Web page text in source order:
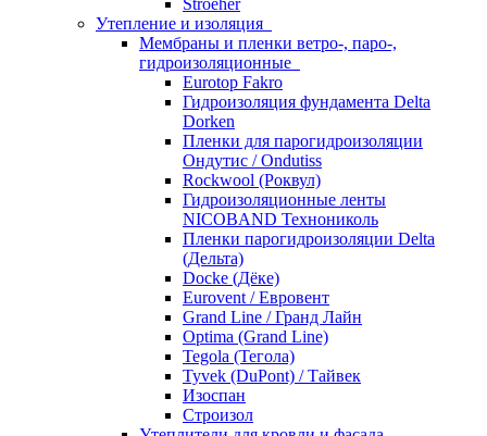
Stroeher
Утепление и изоляция
Мембраны и пленки ветро-, паро-,
гидроизоляционные
Eurotop Fakro
Гидроизоляция фундамента Delta
Dorken
Пленки для парогидроизоляции
Ондутис / Ondutiss
Rockwool (Роквул)
Гидроизоляционные ленты
NICOBAND Технониколь
Пленки парогидроизоляции Delta
(Дельта)
Docke (Дёке)
Eurovent / Евровент
Grand Line / Гранд Лайн
Optima (Grand Line)
Tegola (Тегола)
Tyvek (DuPont) / Тайвек
Изоспан
Строизол